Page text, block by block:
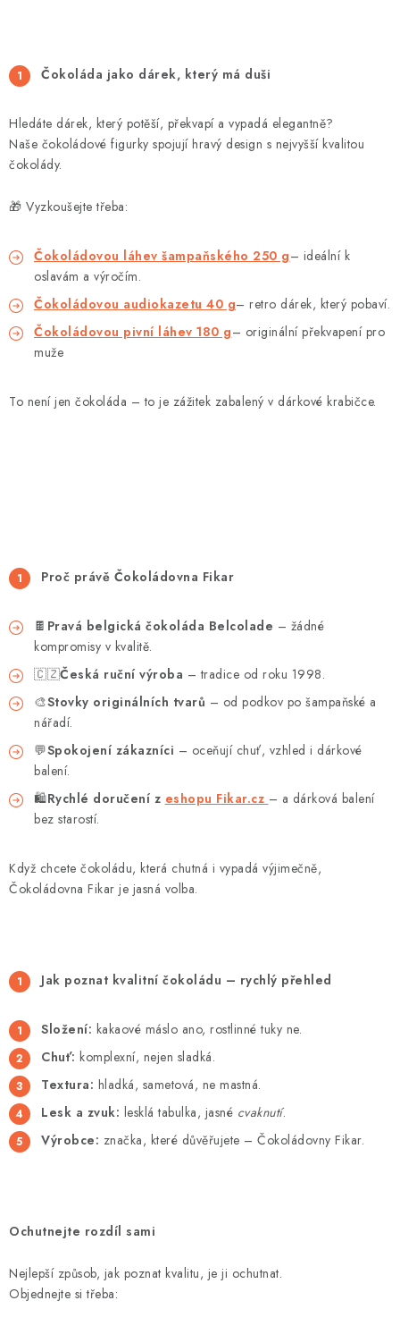
Čokoláda jako dárek, který má duši
Hledáte dárek, který potěší, překvapí a vypadá elegantně?
Naše čokoládové figurky spojují hravý design s nejvyšší kvalitou
čokolády.
🎁 Vyzkoušejte třeba:
Čokoládovou láhev šampaňského 250 g– ideální k
oslavám a výročím.
Čokoládovou audiokazetu 40 g– retro dárek, který pobaví.
Čokoládovou pivní láhev 180 g– originální překvapení pro
muže
To není jen čokoláda – to je zážitek zabalený v dárkové krabičce.
Proč právě Čokoládovna Fikar
🍫 Pravá belgická čokoláda Belcolade – žádné
kompromisy v kvalitě.
🇨🇿Česká ruční výroba – tradice od roku 1998.
🎨Stovky originálních tvarů – od podkov po šampaňské a
nářadí.
💬Spokojení zákazníci – oceňují chuť, vzhled i dárkové
balení.
🛍️Rychlé doručení z eshopu Fikar.cz – a dárková balení
bez starostí.
Když chcete čokoládu, která chutná i vypadá výjimečně,
Čokoládovna Fikar je jasná volba.
Jak poznat kvalitní čokoládu – rychlý přehled
Složení: kakaové máslo ano, rostlinné tuky ne.
Chuť: komplexní, nejen sladká.
Textura: hladká, sametová, ne mastná.
Lesk a zvuk: lesklá tabulka, jasné cvaknutí.
Výrobce: značka, které důvěřujete – Čokoládovny Fikar.
Ochutnejte rozdíl sami
Nejlepší způsob, jak poznat kvalitu, je ji ochutnat.
Objednejte si třeba: